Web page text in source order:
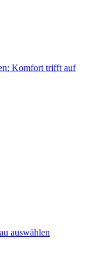
Komfort trifft auf
auswählen